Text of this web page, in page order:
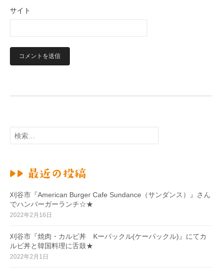
サイト
検
索
刈谷市『American Burger Cafe Sundance（サンダンス）』さん
でハンバーガーランチ☆★
2022年2月16日
刈谷市『焼肉・カルビ丼 Kーパックル(ケーパックル)』にてカ
ルビ丼と韓国料理に舌鼓★
2022年2月1日